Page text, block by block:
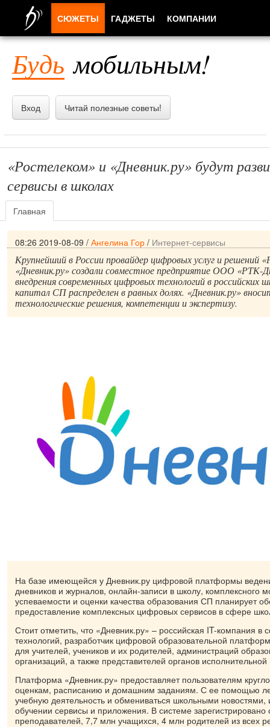
Будь мобильным!
Вход Читай полезные советы!
«Ростелеком» и «Дневник.ру» будут
сервисы в школах
Главная
08:26 2019-08-09 / Ангелина Гор / Интернет-сервисы
Крупнейший в России провайдер цифровых услуг и решений
«Дневник.ру» создали совместное предприятие ООО «РТК-
внедрения современных цифровых технологий в российских
капитал СП распределен в равных долях. «Дневник.ру»
технологические решения, компетенции и экспертизу.
На базе имеющейся у Дневник.ру цифровой платформы
дневников и журналов, онлайн-записи в школу, комплексного
успеваемости и оценки качества образования СП планирует
предоставление комплексных цифровых сервисов в сфере
Стоит отметить, что «Дневник.ру» – российская IT-компания в
технологий, разработчик цифровой образовательной
для учителей, учеников и их родителей, администраций
организаций, а также представителей органов исполнительной
Платформа «Дневник.ру» предоставляет пользователям
оценкам, расписанию и домашним заданиям. С ее помощью
учебную деятельность и обмениваться школьными новостями,
обучении сервисы и приложения. В системе
преподавателей, 7,7 млн учащихся, 4 млн родителей из всех
СЮЖЕТЫ ГАДЖЕТЫ КОМПАНИИ
ПРИЛОЖЕНИЯ